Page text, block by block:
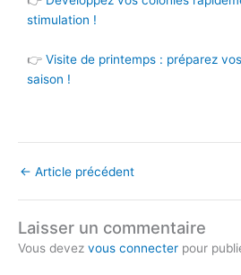
stimulation !
👉 Visite de printemps : préparez
saison !
← Article précédent
Laisser un commentaire
Vous devez vous connecter pour